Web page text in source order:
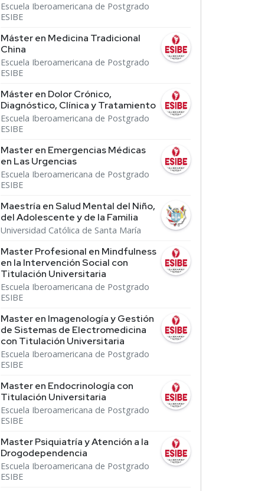
Escuela Iberoamericana de Postgrado
ESIBE
Máster en Medicina Tradicional
China
Escuela Iberoamericana de Postgrado
ESIBE
Máster en Dolor Crónico,
Diagnóstico, Clínica y Tratamiento
Escuela Iberoamericana de Postgrado
ESIBE
Master en Emergencias Médicas
en Las Urgencias
Escuela Iberoamericana de Postgrado
ESIBE
Maestría en Salud Mental del Niño,
del Adolescente y de la Familia
Universidad Católica de Santa María
Master Profesional en Mindfulness
en la Intervención Social con
Titulación Universitaria
Escuela Iberoamericana de Postgrado
ESIBE
Master en Imagenología y Gestión
de Sistemas de Electromedicina
con Titulación Universitaria
Escuela Iberoamericana de Postgrado
ESIBE
Master en Endocrinología con
Titulación Universitaria
Escuela Iberoamericana de Postgrado
ESIBE
Master Psiquiatría y Atención a la
Drogodependencia
Escuela Iberoamericana de Postgrado
ESIBE